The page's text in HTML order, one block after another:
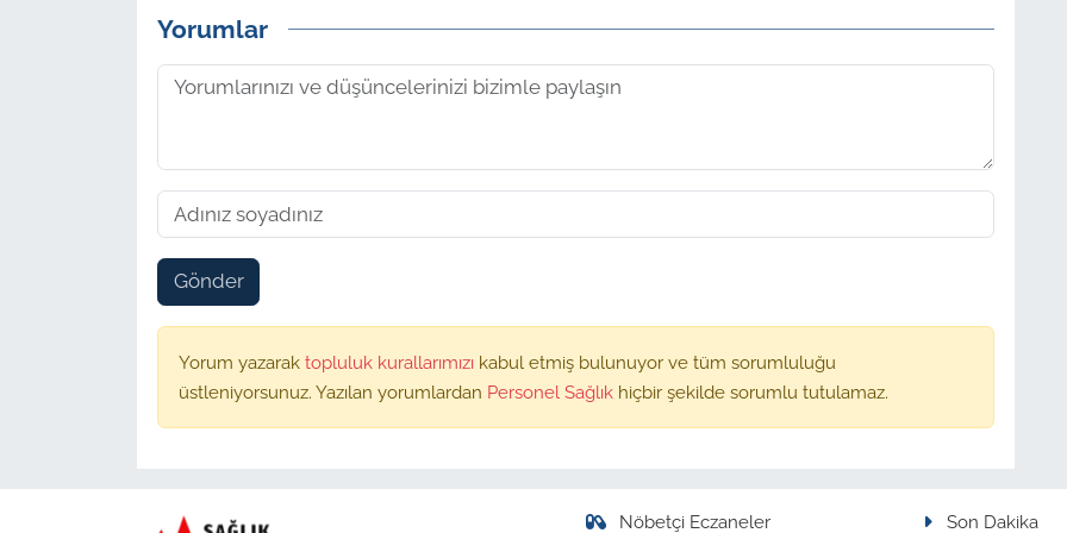
Yorumlar
Gönder
Yorum yazarak topluluk kurallarımızı kabul etmiş bulunuyor ve tüm sorumluluğu
üstleniyorsunuz. Yazılan yorumlardan Personel Sağlık hiçbir şekilde sorumlu tutulamaz.
Nöbetçi Eczaneler Son Dakika